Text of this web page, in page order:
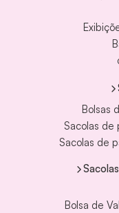
Bolsas
Sacolas de
Sacolas de
Bolsa de